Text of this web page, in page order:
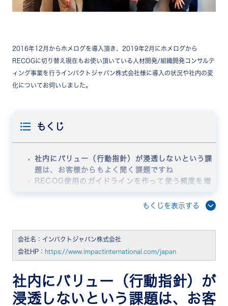
2016年12月からホメログを導入頂き、2019年2月にホメログから
RECOGに切り替え現在もお使い頂いている人材開発/組織開発コンサルテ
ィング事業を行うインパクトジャパン株式会社様に導入の状況や社内の変
化についてお伺いしました。
もくじ
社内にバリュー（行動指針）が浸透しないという課
題は、お客様からもよく聞く課題ですね
RECOG使用のガイドラインを作って使う頻度を増
り身近に感じられ、組織が活性化します
もくじを表示する
会社名：インパクトジャパン株式会社
会社HP： https://www.impactinternational.com/japan
社内にバリュー（行動指針）が
浸透しないという課題は、お客